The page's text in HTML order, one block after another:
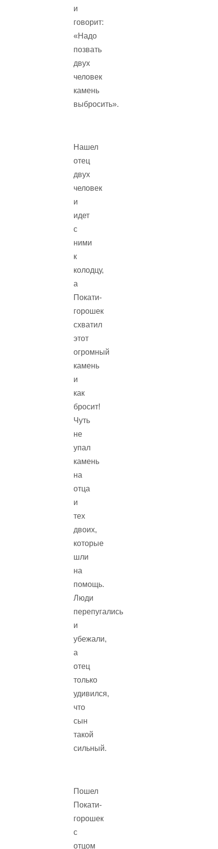
и
говорит:
«Надо
позвать
двух
человек
камень
выбросить».
Нашел
отец
двух
человек
и
идет
с
ними
к
колодцу,
а
Покати-
горошек
схватил
этот
огромный
камень
и
как
бросит!
Чуть
не
упал
камень
на
отца
и
тех
двоих,
которые
шли
на
помощь.
Люди
перепугались
и
убежали,
а
отец
только
удивился,
что
сын
такой
сильный.
Пошел
Покати-
горошек
с
отцом